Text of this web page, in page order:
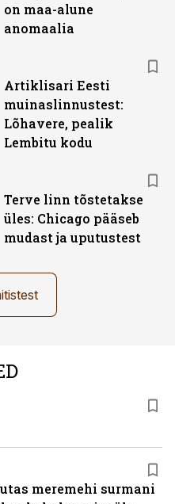
on maa-alune
anomaalia
Artiklisari Eesti
muinaslinnustest:
Lõhavere, pealik
Lembitu kodu
Terve linn tõstetakse
üles: Chicago pääseb
mudast ja uputustest
meremehi surmani